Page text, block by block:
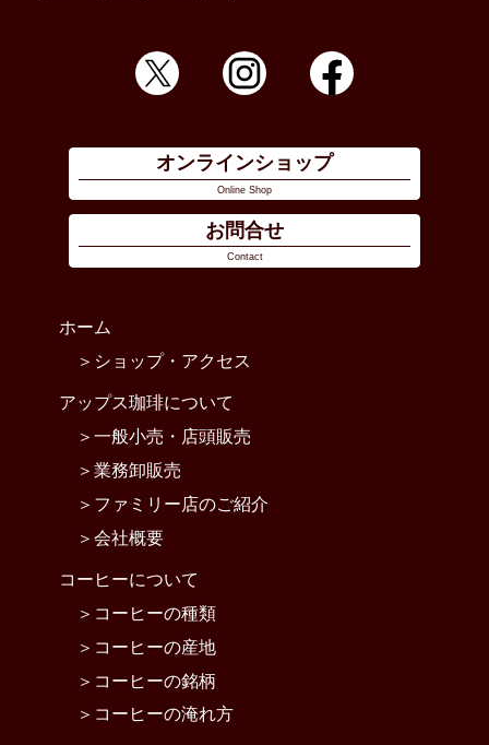
オンラインショップ
Online Shop
お問合せ
Contact
ホーム
ショップ・アクセス
アップス珈琲について
一般小売・店頭販売
業務卸販売
ファミリー店のご紹介
会社概要
コーヒーについて
コーヒーの種類
コーヒーの産地
コーヒーの銘柄
コーヒーの淹れ方